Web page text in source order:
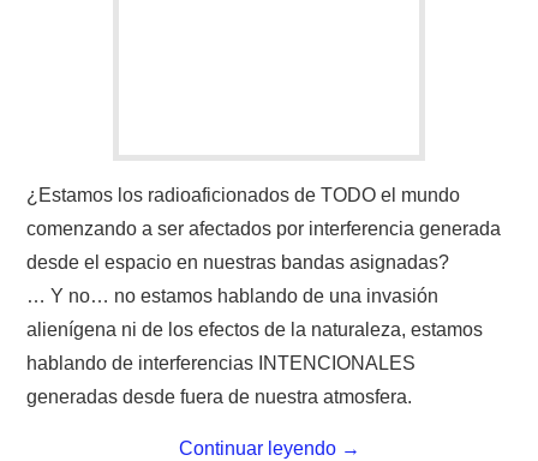
MIEMBROS ORIGINALES
MODOS DIGITALES
MORSE CW APRENDE Y MAS
¿Estamos los radioaficionados de TODO el mundo
comenzando a ser afectados por interferencia generada
desde el espacio en nuestras bandas asignadas?
… Y no… no estamos hablando de una invasión
alienígena ni de los efectos de la naturaleza, estamos
hablando de interferencias INTENCIONALES
generadas desde fuera de nuestra atmosfera.
Continuar leyendo →